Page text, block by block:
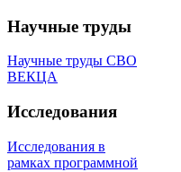
Научные труды
Научные труды СВО
ВЕКЦА
Исследования
Исследования в
рамках программной